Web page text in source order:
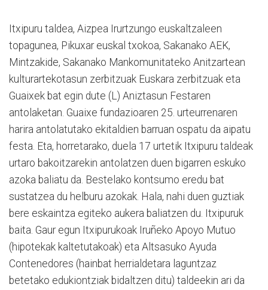
Itxipuru taldea, Aizpea Irurtzungo euskaltzaleen
topagunea, Pikuxar euskal txokoa, Sakanako AEK,
Mintzakide, Sakanako Mankomunitateko Anitzartean
kulturartekotasun zerbitzuak Euskara zerbitzuak eta
Guaixek bat egin dute (L) Aniztasun Festaren
antolaketan. Guaixe fundazioaren 25. urteurrenaren
harira antolatutako ekitaldien barruan ospatu da aipatu
festa. Eta, horretarako, duela 17 urtetik Itxipuru taldeak
urtaro bakoitzarekin antolatzen duen bigarren eskuko
azoka baliatu da. Bestelako kontsumo eredu bat
sustatzea du helburu azokak. Hala, nahi duen guztiak
bere eskaintza egiteko aukera baliatzen du. Itxipuruk
baita. Gaur egun Itxipurukoak Iruñeko Apoyo Mutuo
(hipotekak kaltetutakoak) eta Altsasuko Ayuda
Contenedores (hainbat herrialdetara laguntzaz
betetako edukiontziak bidaltzen ditu) taldeekin ari da